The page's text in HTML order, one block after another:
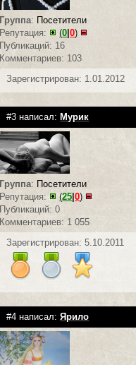
Группа: Посетители
Репутация:
(0 |0)
Публикаций: 16
Комментариев: 103
Зарегистрирован: 1.01.2012
#3 написал: Мурик
Группа: Посетители
Репутация:
(25 |0)
Публикаций: 0
Комментариев: 1 055
Зарегистрирован: 5.10.2011
#4 написал:Ярило